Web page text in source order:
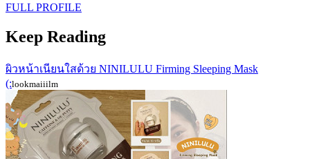
FULL PROFILE
Keep Reading
ผิวหน้าเนียนใสด้วย NINILULU Firming Sleeping Mask
(:lookmaiiilm